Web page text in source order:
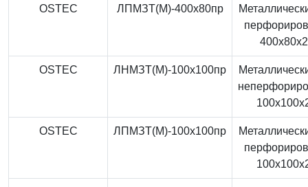
OSTEC ЛПМЗТ(М)-400x80пр
OSTEC ЛНМЗТ(М)-100x100пр
OSTEC ЛПМЗТ(М)-100x100пр